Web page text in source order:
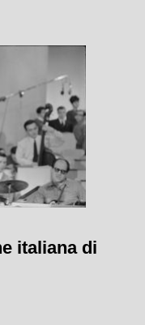
italiana di